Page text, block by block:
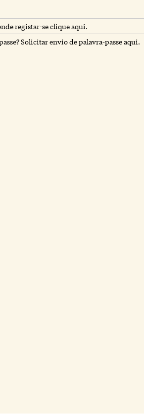
registar-se clique aqui.
Solicitar envio de palavra-passe aqui.